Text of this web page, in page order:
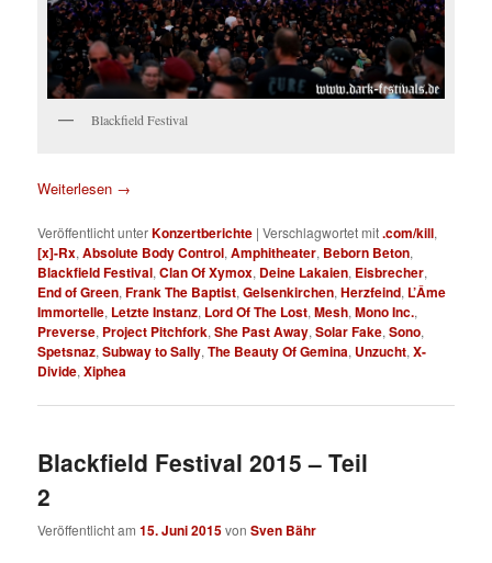
Blackfield Festival
Weiterlesen →
Veröffentlicht unterKonzertberichte |Verschlagwortet mit.com/kill,
[x]-Rx,Absolute Body Control,Amphitheater, Beborn Beton,
Blackfield Festival,Clan Of Xymox, Deine Lakaien, Eisbrecher,
End of Green,Frank The Baptist,Gelsenkirchen,Herzfeind, L’Âme
Immortelle, Letzte Instanz, Lord Of The Lost,Mesh,Mono Inc.,
Preverse, Project Pitchfork,She Past Away,Solar Fake,Sono,
Spetsnaz,Subway to Sally,The Beauty Of Gemina, Unzucht,X-
Divide,Xiphea
Blackfield Festival 2015 – Teil
2
Veröffentlicht am15. Juni 2015vonSven Bähr